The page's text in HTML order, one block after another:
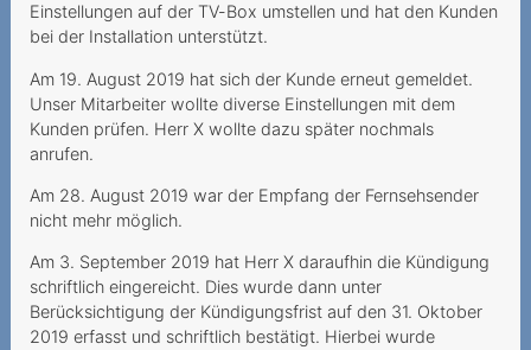
Einstellungen auf der TV-Box umstellen und hat den Kunden
bei der Installation unterstützt.
Am 19. August 2019 hat sich der Kunde erneut gemeldet.
Unser Mitarbeiter wollte diverse Einstellungen mit dem
Kunden prüfen. Herr X wollte dazu später nochmals
anrufen.
Am 28. August 2019 war der Empfang der Fernsehsender
nicht mehr möglich.
Am 3. September 2019 hat Herr X daraufhin die Kündigung
schriftlich eingereicht. Dies wurde dann unter
Berücksichtigung der Kündigungsfrist auf den 31. Oktober
2019 erfasst und schriftlich bestätigt. Hierbei wurde
Zahlungsverzug infolge
falscher Rechnungsadresse
Mehrwertdienstanbieter
missachtet gesetzliche
2023
Lebenslang zum Fixpreis?
Données mobiles
coûteuses